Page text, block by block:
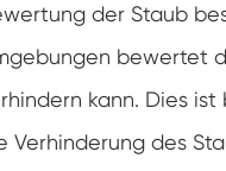
der Staub
bewertet
kann. Dies
Verhinderung des